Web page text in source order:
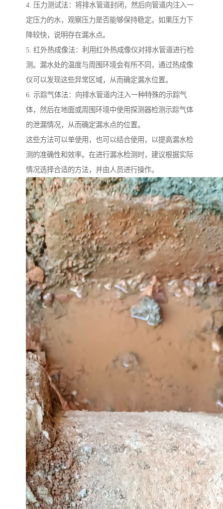
4. 压力测试法：将排水管道封闭，然后向管道内注入一
定压力的水，观察压力是否能够保持稳定。如果压力下
降较快，说明存在漏水点。
5. 红外热成像法：利用红外热成像仪对排水管道进行检
测。漏水处的温度与周围环境会有所不同，通过热成像
仪可以发现这些异常区域，从而确定漏水位置。
6. 示踪气体法：向排水管道内注入一种特殊的示踪气
体，然后在地面或周围环境中使用探测器检测示踪气体
的泄漏情况，从而确定漏水点的位置。
这些方法可以单使用，也可以结合使用，以提高漏水检
测的准确性和效率。在进行漏水检测时，建议根据实际
情况选择合适的方法，并由人员进行操作。